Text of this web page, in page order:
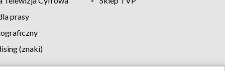
prasy
(znaki)